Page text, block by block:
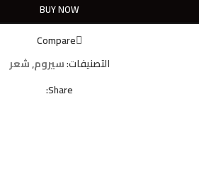
BUY NOW
Compare
التصنيفات:سيروم,شعر
Share: